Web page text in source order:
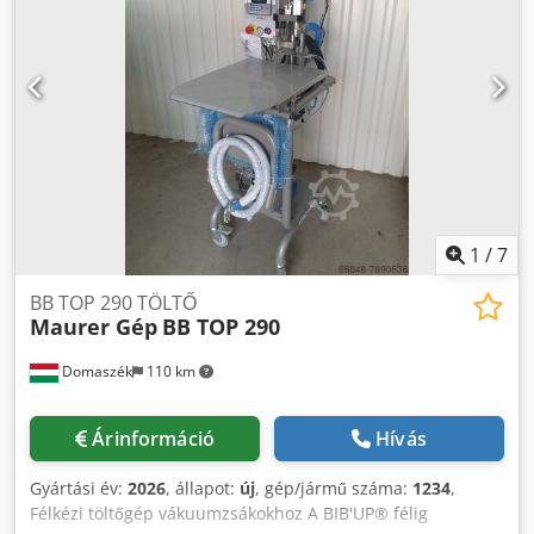
500x1100x900 mm - Belső kád méret: 900x600x460 mm -
Súly: 75 kg (fűtőközeg nélkül) - Fűtőközeg: víz (lágy) - IP65
minősítésű elektronika A gép a fűtőközeg hőmérsékletét
automatikusan szabályozza. Működése manuális.
Minimális karbantartást igényel.
1 /7
Domaszék 110 km
BB TOP 290 TÖLTŐ
Maurer Gép BB TOP 290
Árinformáció Hívás
Gyártási év: 2026, állapot: új, gép/jármű száma: 1234,
Félkézi töltőgép vákuumzsákokhoz A BIB'UP® félig